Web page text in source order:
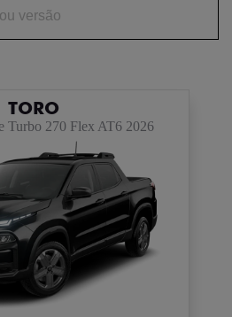
TORO
Turbo 270 Flex AT6 2026